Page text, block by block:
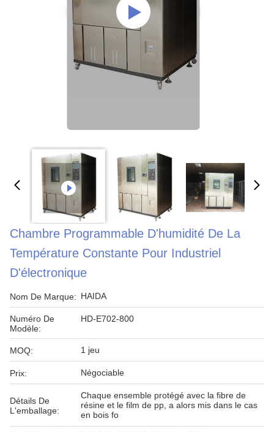
Chambre Programmable D'humidité De La
Température Constante Pour Industriel
D'électronique
Nom De Marque: HAIDA
Numéro De
Modèle:
HD-E702-800
MOQ: 1 jeu
Prix: Négociable
Détails De
L'emballage:
Chaque ensemble protégé avec la fibre de
résine et le film de pp, a alors mis dans le cas
en bois fo